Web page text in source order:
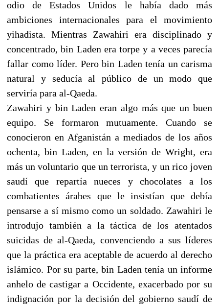
odio de Estados Unidos le había dado más
ambiciones internacionales para el movimiento
yihadista. Mientras Zawahiri era disciplinado y
concentrado, bin Laden era torpe y a veces parecía
fallar como líder. Pero bin Laden tenía un carisma
natural y seducía al público de un modo que
serviría para al-Qaeda.
Zawahiri y bin Laden eran algo más que un buen
equipo. Se formaron mutuamente. Cuando se
conocieron en Afganistán a mediados de los años
ochenta, bin Laden, en la versión de Wright, era
más un voluntario que un terrorista, y un rico joven
saudí que repartía nueces y chocolates a los
combatientes árabes que le insistían que debía
pensarse a sí mismo como un soldado. Zawahiri le
introdujo también a la táctica de los atentados
suicidas de al-Qaeda, convenciendo a sus líderes
que la práctica era aceptable de acuerdo al derecho
islámico. Por su parte, bin Laden tenía un informe
anhelo de castigar a Occidente, exacerbado por su
indignación por la decisión del gobierno saudí de